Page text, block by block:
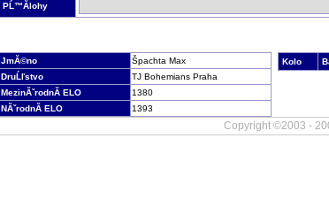
PĹ™Ă­lohy
JmĂ©no
Špachta Max
DruĹľstvo
TJ Bohemians Praha
MezinĂˇrodnĂ­ ELO
1380
NĂˇrodnĂ­ ELO
1393
Kolo
Copyright ©2003 -